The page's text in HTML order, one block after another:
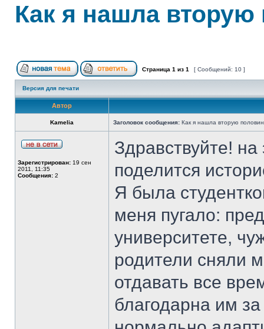
Как я нашла вторую
Страница 1 из 1 [ Сообщений: 10 ]
Версия для печати
Автор
Kamelia Заголовок сообщения: Как я нашла вторую
Зарегистрирован: 19 сен
2011, 11:35
Сообщения: 2
Здравствуйте!
поделится
Я была
меня пугало:
университете,
родители сняли
отдавать все
благодарна им